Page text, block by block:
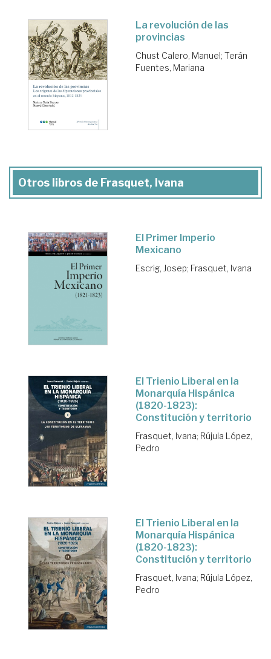
La revolución de las
provincias
Chust Calero, Manuel ; Terán
Fuentes, Mariana
Otros libros de Frasquet, Ivana
El Primer Imperio
Mexicano
Escrig, Josep; Frasquet, Ivana
El Trienio Liberal en la
Monarquía Hispánica
(1820-1823):
Constitución y territorio
Frasquet, Ivana; Rújula López,
Pedro
El Trienio Liberal en la
Monarquía Hispánica
(1820-1823):
Constitución y territorio
Frasquet, Ivana; Rújula López,
Pedro